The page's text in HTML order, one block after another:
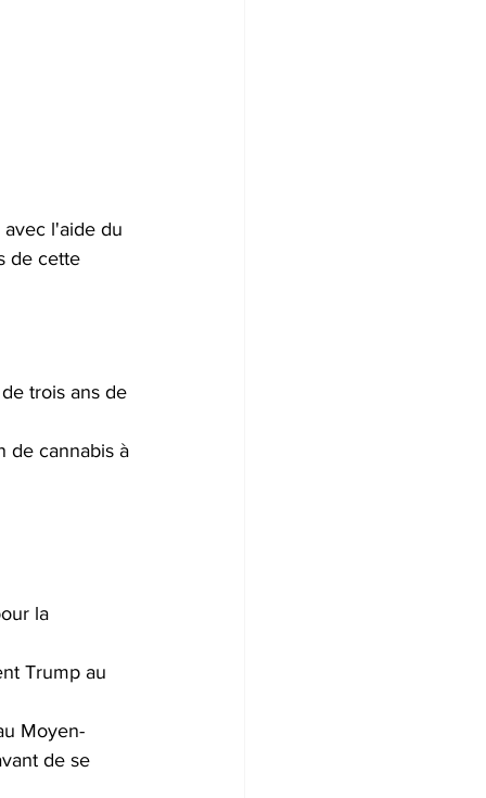
l'aide du
de cette
trois ans de
de cannabis à
la
Trump au
Moyen-
de se